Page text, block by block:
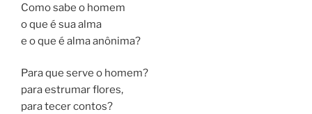
Como sabe o homem
o que é sua alma
e o que é alma anônima?
Para que serve o homem?
para estrumar flores,
para tecer contos?